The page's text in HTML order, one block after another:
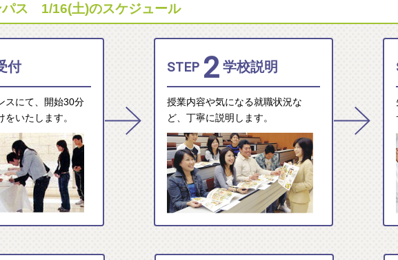
パス 1/16(土)のスケジュール
付
スにて、開始30分
いたします。
STEP 2 学校説明
授業内容や気になる就職状況な
ど、丁寧に説明します。